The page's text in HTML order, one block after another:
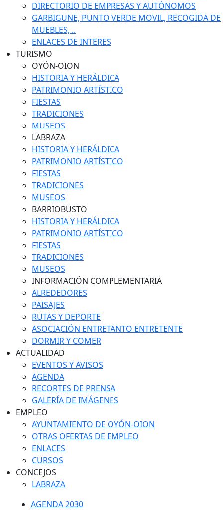
DIRECTORIO DE EMPRESAS Y AUTÓNOMOS
GARBIGUNE, PUNTO VERDE MOVIL, RECOGIDA DE
MUEBLES, ..
ENLACES DE INTERES
TURISMO
OYÓN-OION
HISTORIA Y HERÁLDICA
PATRIMONIO ARTÍSTICO
FIESTAS
TRADICIONES
MUSEOS
LABRAZA
HISTORIA Y HERÁLDICA
PATRIMONIO ARTÍSTICO
FIESTAS
TRADICIONES
MUSEOS
BARRIOBUSTO
HISTORIA Y HERÁLDICA
PATRIMONIO ARTÍSTICO
FIESTAS
TRADICIONES
MUSEOS
INFORMACIÓN COMPLEMENTARIA
ALREDEDORES
PAISAJES
RUTAS Y DEPORTE
ASOCIACIÓN ENTRETANTO ENTRETENTE
DORMIR Y COMER
ACTUALIDAD
EVENTOS Y AVISOS
AGENDA
RECORTES DE PRENSA
GALERÍA DE IMÁGENES
EMPLEO
AYUNTAMIENTO DE OYÓN-OION
OTRAS OFERTAS DE EMPLEO
ENLACES
CURSOS
CONCEJOS
LABRAZA
AGENDA 2030